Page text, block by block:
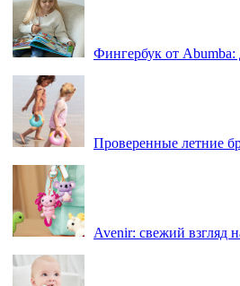
Фингербук от
Проверенные летние
Avenir: свежий взгляд